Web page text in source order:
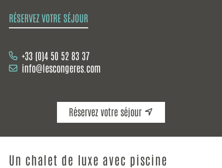
RÉSERVEZ VOTRE SÉJOUR
+33 (0)4 50 52 83 37
info@lescongeres.com
Réservez votre séjour
Un chalet de luxe avec piscine